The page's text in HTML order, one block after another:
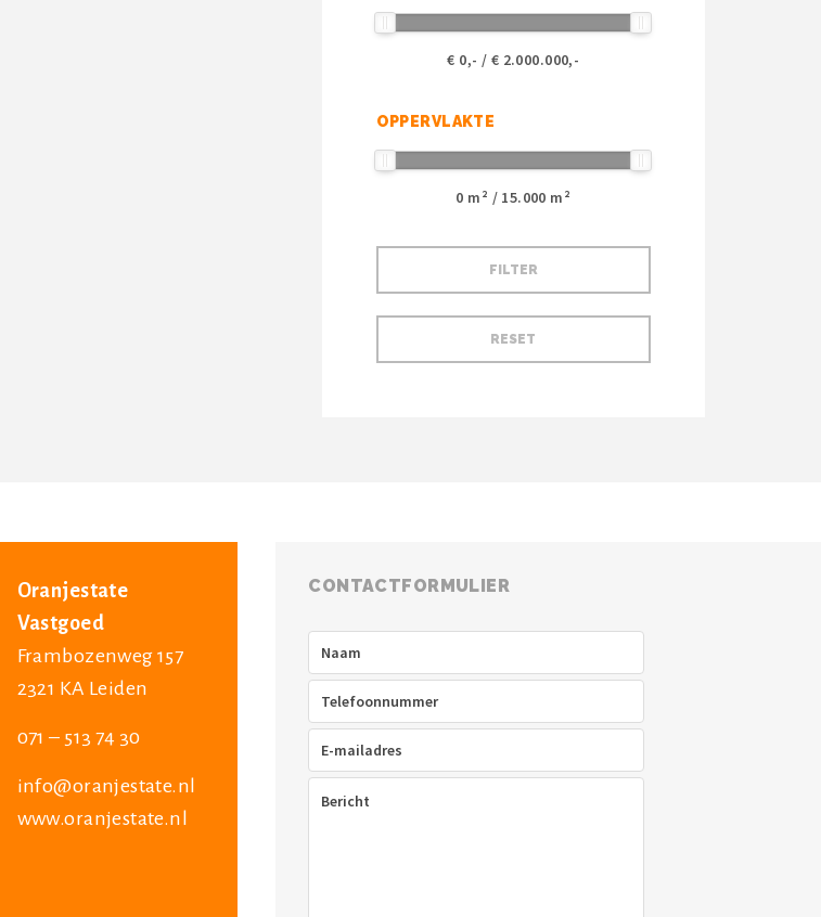
€ 0,- / € 2.000.000,-
OPPERVLAKTE
0 m² / 15.000 m²
Oranjestate
Vastgoed
Frambozenweg 157
2321 KA Leiden
071 – 513 74 30
info@oranjestate.nl
www.oranjestate.nl
CONTACTFORMULIER
Telefoon
mailadres(Vereist)